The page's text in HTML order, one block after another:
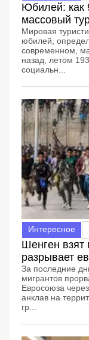
Юбилей: как
массовый
Мировая
юбилей,
современном,
назад, летом
социальн...
Интересное
Шенген взят
разрывает
За последние
мигрантов
Евросоюза
анклав на
гр...